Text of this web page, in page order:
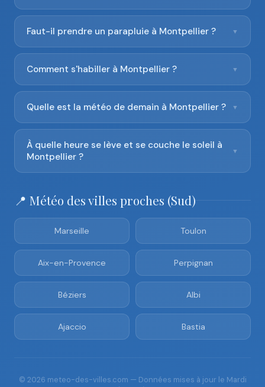
Faut-il prendre un parapluie à Montpellier ? ▼
Comment s'habiller à Montpellier ? ▼
Quelle est la météo de demain à Montpellier ? ▼
À quelle heure se lève et se couche le soleil à
Montpellier ?
▼
📍 Météo des villes proches (Sud)
Marseille Toulon
Aix-en-Provence Perpignan
Béziers Albi
Ajaccio Bastia
© 2026 meteo-des-villes.com — Données mises à jour le Mardi